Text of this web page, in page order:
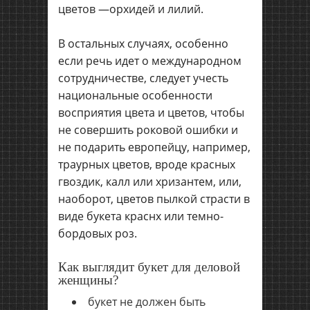
цветов —орхидей и лилий.
В остальных случаях, особенно
если речь идет о международном
сотрудничестве, следует учесть
национальные особенности
восприятия цвета и цветов, чтобы
не совершить роковой ошибки и
не подарить европейцу, например,
траурных цветов, вроде красных
гвоздик, калл или хризантем, или,
наоборот, цветов пылкой страсти в
виде букета краснх или темно-
бордовых роз.
Как выглядит букет для деловой
женщины?
букет не должен быть